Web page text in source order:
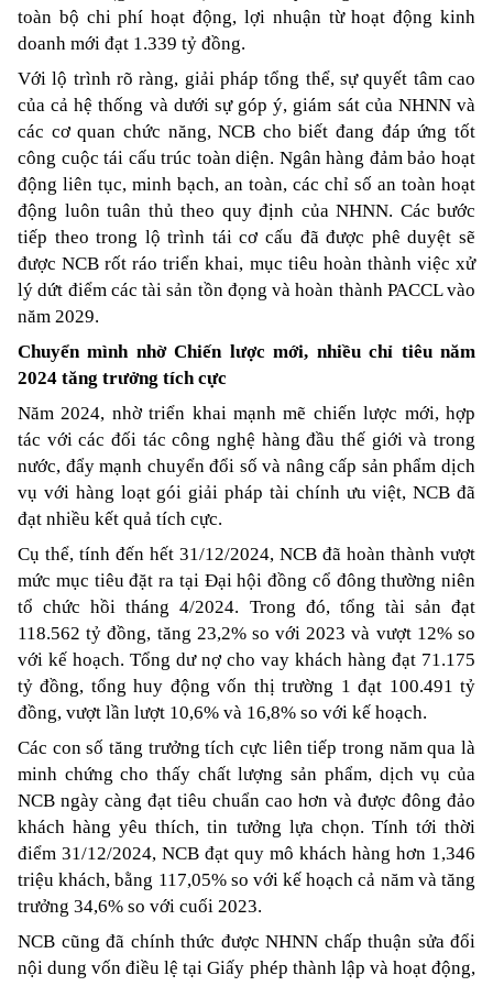
toàn bộ chi phí hoạt động, lợi nhuận từ hoạt động kinh
doanh mới đạt 1.339 tỷ đồng.
Với lộ trình rõ ràng, giải pháp tổng thể, sự quyết tâm cao
của cả hệ thống và dưới sự góp ý, giám sát của NHNN và
các cơ quan chức năng, NCB cho biết đang đáp ứng tốt
công cuộc tái cấu trúc toàn diện. Ngân hàng đảm bảo hoạt
động liên tục, minh bạch, an toàn, các chỉ số an toàn hoạt
động luôn tuân thủ theo quy định của NHNN. Các bước
tiếp theo trong lộ trình tái cơ cấu đã được phê duyệt sẽ
được NCB rốt ráo triển khai, mục tiêu hoàn thành việc xử
lý dứt điểm các tài sản tồn đọng và hoàn thành PACCL vào
năm 2029.
Chuyển mình nhờ Chiến lược mới, nhiều chỉ tiêu năm
2024 tăng trưởng tích cực
Năm 2024, nhờ triển khai mạnh mẽ chiến lược mới, hợp
tác với các đối tác công nghệ hàng đầu thế giới và trong
nước, đẩy mạnh chuyển đổi số và nâng cấp sản phẩm dịch
vụ với hàng loạt gói giải pháp tài chính ưu việt, NCB đã
đạt nhiều kết quả tích cực.
Cụ thể, tính đến hết 31/12/2024, NCB đã hoàn thành vượt
mức mục tiêu đặt ra tại Đại hội đồng cổ đông thường niên
tổ chức hồi tháng 4/2024. Trong đó, tổng tài sản đạt
118.562 tỷ đồng, tăng 23,2% so với 2023 và vượt 12% so
với kế hoạch. Tổng dư nợ cho vay khách hàng đạt 71.175
tỷ đồng, tổng huy động vốn thị trường 1 đạt 100.491 tỷ
đồng, vượt lần lượt 10,6% và 16,8% so với kế hoạch.
Các con số tăng trưởng tích cực liên tiếp trong năm qua là
minh chứng cho thấy chất lượng sản phẩm, dịch vụ của
NCB ngày càng đạt tiêu chuẩn cao hơn và được đông đảo
khách hàng yêu thích, tin tưởng lựa chọn. Tính tới thời
điểm 31/12/2024, NCB đạt quy mô khách hàng hơn 1,346
triệu khách, bằng 117,05% so với kế hoạch cả năm và tăng
trưởng 34,6% so với cuối 2023.
NCB cũng đã chính thức được NHNN chấp thuận sửa đổi
nội dung vốn điều lệ tại Giấy phép thành lập và hoạt động,